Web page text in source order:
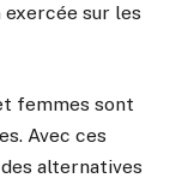
exercée sur les
femmes sont
Avec ces
alternatives